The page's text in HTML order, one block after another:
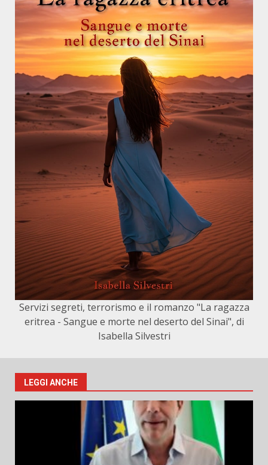
Servizi segreti, terrorismo e il romanzo "La ragazza
eritrea - Sangue e morte nel deserto del Sinai", di
Isabella Silvestri
LEGGI ANCHE